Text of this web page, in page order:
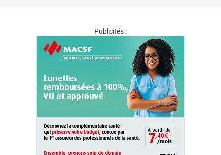
Publicités :